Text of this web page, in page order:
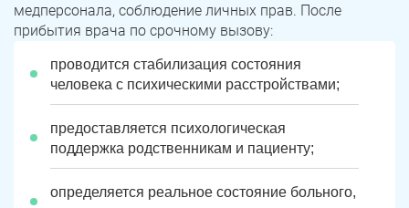
медперсонала, соблюдение личных прав. После
прибытия врача по срочному вызову:
проводится стабилизация состояния
человека с психическими расстройствами;
предоставляется психологическая
поддержка родственникам и пациенту;
определяется реальное состояние больного,